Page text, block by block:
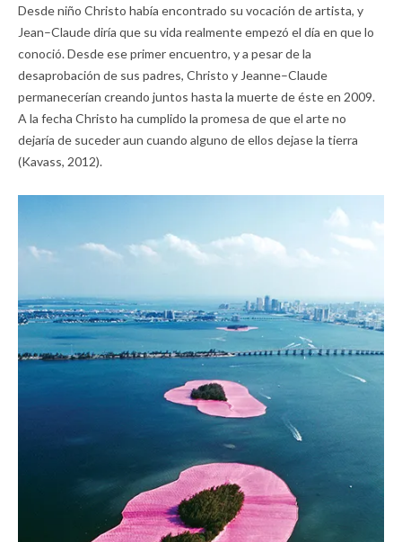
Desde niño Christo había encontrado su vocación de artista, y
Jean–Claude diría que su vida realmente empezó el día en que lo
conoció. Desde ese primer encuentro, y a pesar de la
desaprobación de sus padres, Christo y Jeanne–Claude
permanecerían creando juntos hasta la muerte de éste en 2009.
A la fecha Christo ha cumplido la promesa de que el arte no
dejaría de suceder aun cuando alguno de ellos dejase la tierra
(Kavass, 2012).